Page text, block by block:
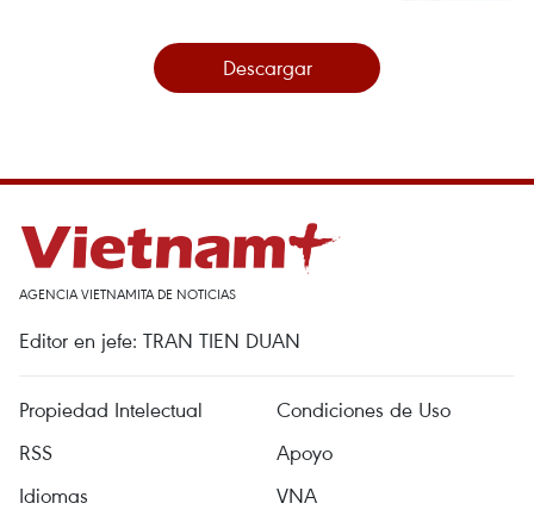
Descargar
AGENCIA VIETNAMITA DE NOTICIAS
Editor en jefe: TRAN TIEN DUAN
Propiedad Intelectual
Condiciones de Uso
RSS
Apoyo
Idiomas
VNA